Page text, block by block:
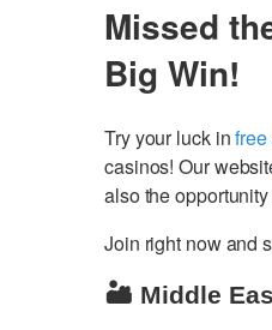
Missed
Big Win!
Try your luck in
casinos! Our
also the
Join right now and
🏜️ Middle